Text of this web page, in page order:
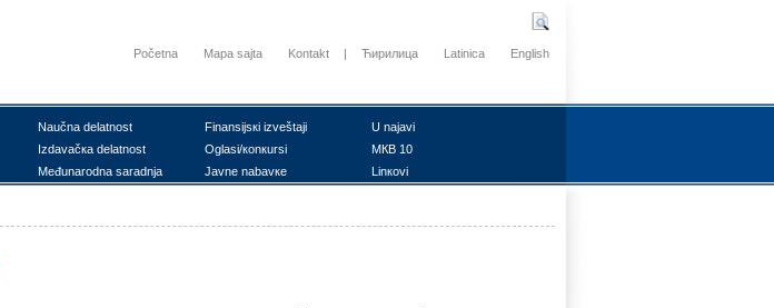
Početna Mapa sajta Kontakt | Ћирилица Latinica English
Nаučnа dеlаtnоst Finаnsiјsкi izvеštајi
U nајаvi
Izdаvаčка dеlаtnоst Оglаsi/коnкursi
MКB 10
Mеđunаrоdnа sаrаdnjа Јаvnе nаbаvке Linкоvi